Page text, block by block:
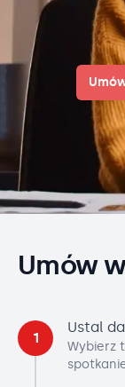
Umów
1
Ustal
Wybierz